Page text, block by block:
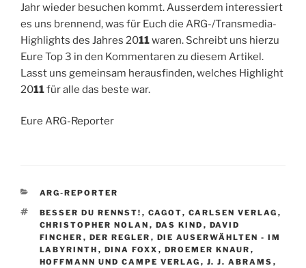
Jahr wieder besuchen kommt. Ausserdem interessiert
es uns brennend, was für Euch die ARG-/Transmedia-
Highlights des Jahres 2011waren. Schreibt uns hierzu
Eure Top 3 in den Kommentaren zu diesem Artikel.
Lasst uns gemeinsam herausfinden, welches Highlight
2011für alle das beste war.
Eure ARG-Reporter
KATEGORIEN
ARG-REPORTER
SCHLAGWÖRTER
BESSER DU RENNST! , CAGOT, CARLSEN VERLAG ,
CHRISTOPHER NOLAN , DAS KIND , DAVID
FINCHER , DER REGLER , DIE AUSERWÄHLTEN - IM
LABYRINTH , DINA FOXX , DROEMER KNAUR ,
HOFFMANN UND CAMPE VERLAG , J. J. ABRAMS ,